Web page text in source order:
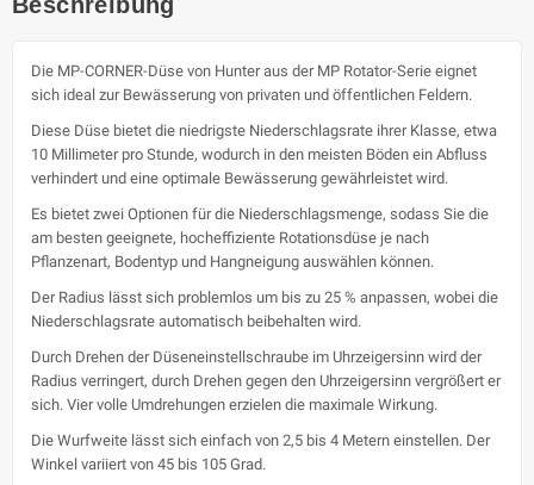
Die MP-CORNER-Düse von Hunter aus der MP Rotator-Serie eignet
sich ideal zur Bewässerung von privaten und öffentlichen Feldern.
Diese Düse bietet die niedrigste Niederschlagsrate ihrer Klasse, etwa
10 Millimeter pro Stunde, wodurch in den meisten Böden ein Abfluss
verhindert und eine optimale Bewässerung gewährleistet wird.
Es bietet zwei Optionen für die Niederschlagsmenge, sodass Sie die
am besten geeignete, hocheffiziente Rotationsdüse je nach
Pflanzenart, Bodentyp und Hangneigung auswählen können.
Der Radius lässt sich problemlos um bis zu 25 % anpassen, wobei die
Niederschlagsrate automatisch beibehalten wird.
Durch Drehen der Düseneinstellschraube im Uhrzeigersinn wird der
Radius verringert, durch Drehen gegen den Uhrzeigersinn vergrößert er
sich. Vier volle Umdrehungen erzielen die maximale Wirkung.
Die Wurfweite lässt sich einfach von 2,5 bis 4 Metern einstellen. Der
Winkel variiert von 45 bis 105 Grad.